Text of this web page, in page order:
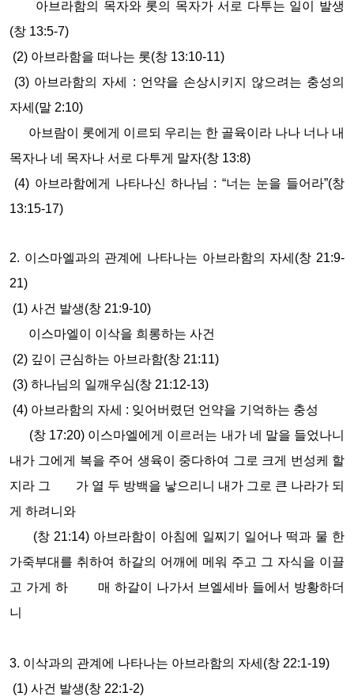
아브라함의 목자와 롯의 목자가 서로 다투는 일이 발생
(창 13:5-7)
(2) 아브라함을 떠나는 롯(창 13:10-11)
(3) 아브라함의 자세 : 언약을 손상시키지 않으려는 충성의
자세(말 2:10)
아브람이 롯에게 이르되 우리는 한 골육이라 나나 너나 내
목자나 네 목자나 서로 다투게 말자(창 13:8)
(4) 아브라함에게 나타나신 하나님 : “너는 눈을 들어라”(창
13:15-17)
2. 이스마엘과의 관계에 나타나는 아브라함의 자세(창 21:9-
21)
(1) 사건 발생(창 21:9-10)
이스마엘이 이삭을 희롱하는 사건
(2) 깊이 근심하는 아브라함(창 21:11)
(3) 하나님의 일깨우심(창 21:12-13)
(4) 아브라함의 자세 : 잊어버렸던 언약을 기억하는 충성
(창 17:20) 이스마엘에게 이르러는 내가 네 말을 들었나니
내가 그에게 복을 주어 생육이 중다하여 그로 크게 번성케 할
지라 그 가 열 두 방백을 낳으리니 내가 그로 큰 나라가 되
게 하려니와
(창 21:14) 아브라함이 아침에 일찌기 일어나 떡과 물 한
가죽부대를 취하여 하갈의 어깨에 메워 주고 그 자식을 이끌
고 가게 하 매 하갈이 나가서 브엘세바 들에서 방황하더
니
3. 이삭과의 관계에 나타나는 아브라함의 자세(창 22:1-19)
(1) 사건 발생(창 22:1-2)